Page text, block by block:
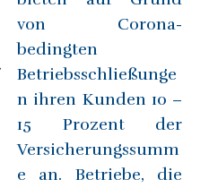
von Corona-
bedingten
Betriebsschließunge
n ihren Kunden 10 –
15 Prozent der
Versicherungssumm
e an. Betriebe, die